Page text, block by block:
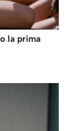
la prima